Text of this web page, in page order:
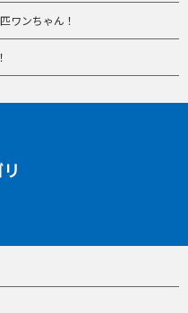
ワンちゃん！